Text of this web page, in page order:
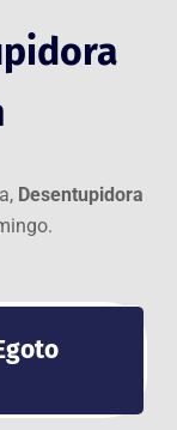
Desentupidora